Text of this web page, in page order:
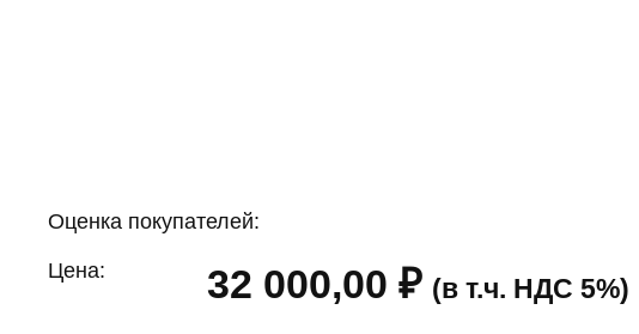
Оценка покупателей:
Цена: 32 000,00₽ (в т.ч. НДС 5%)